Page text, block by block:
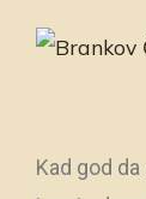
Kad god